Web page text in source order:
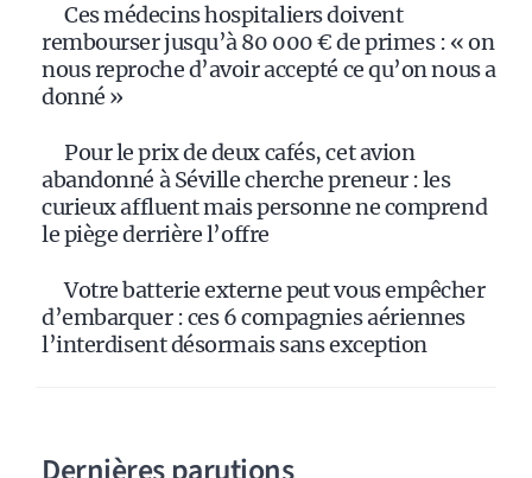
Ces médecins hospitaliers doivent
rembourser jusqu’à 80 000 € de primes : « on
nous reproche d’avoir accepté ce qu’on nous a
donné »
Pour le prix de deux cafés, cet avion
abandonné à Séville cherche preneur : les
curieux affluent mais personne ne comprend
le piège derrière l’offre
Votre batterie externe peut vous empêcher
d’embarquer : ces 6 compagnies aériennes
l’interdisent désormais sans exception